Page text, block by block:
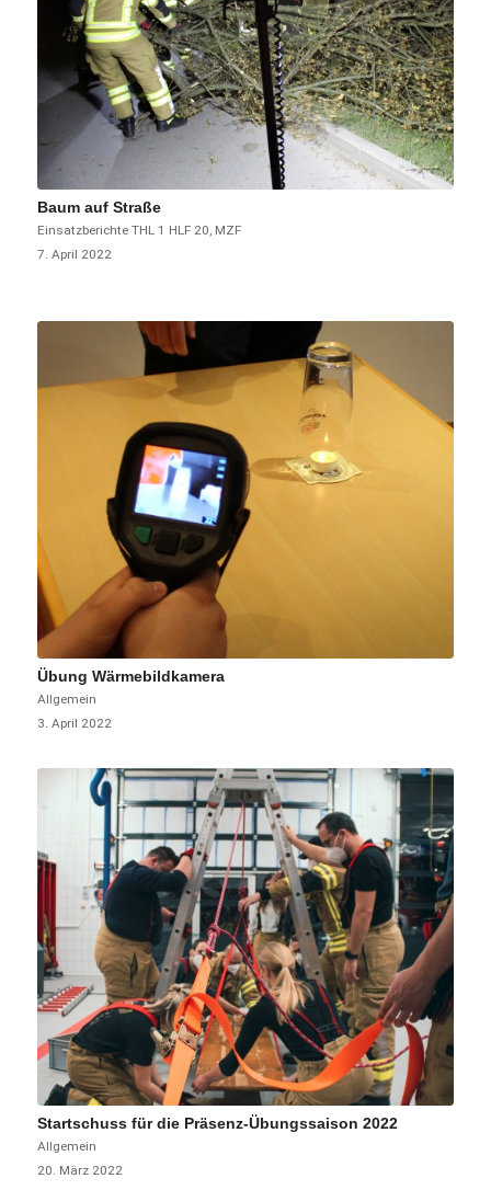
Baum auf Straße
Einsatzberichte THL 1 HLF 20, MZF
7. April 2022
Übung Wärmebildkamera
Allgemein
3. April 2022
Startschuss für die Präsenz-Übungssaison 2022
Allgemein
20. März 2022